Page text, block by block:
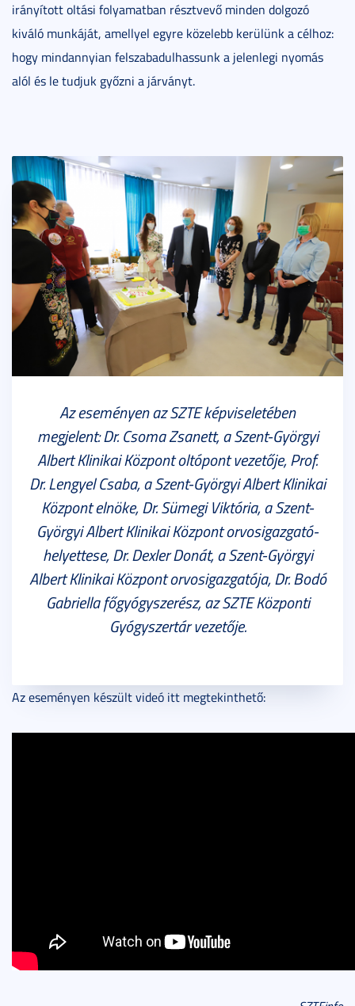
irányított oltási folyamatban résztvevő minden dolgozó
kiváló munkáját, amellyel egyre közelebb kerülünk a célhoz:
hogy mindannyian felszabadulhassunk a jelenlegi nyomás
alól és le tudjuk győzni a járványt.
Az eseményen az SZTE képviseletében
megjelent: Dr. Csoma Zsanett, a Szent-Györgyi
Albert Klinikai Központ oltópont vezetője, Prof.
Dr. Lengyel Csaba, a Szent-Györgyi Albert Klinikai
Központ elnöke, Dr. Sümegi Viktória, a Szent-
Györgyi Albert Klinikai Központ orvosigazgató-
helyettese, Dr. Dexler Donát, a Szent-Györgyi
Albert Klinikai Központ orvosigazgatója, Dr. Bodó
Gabriella főgyógyszerész, az SZTE Központi
Gyógyszertár vezetője.
Az eseményen készült videó itt megtekinthető: